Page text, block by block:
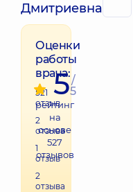
Дмитриевна
Оценки
работы
врача:
521
отзыв
2
отзыва
1
отзыв
2
отзыва
5/
5
рейтинг
на
основе
527
отзывов